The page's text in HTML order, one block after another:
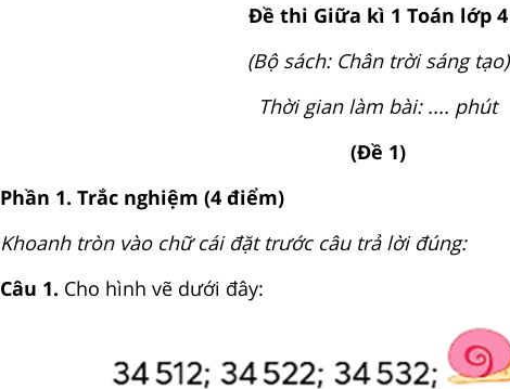
Đề thi Giữa kì 1 Toán lớp 4
(Bộ sách: Chân trời sáng tạo)
Thời gian làm bài: .... phút
(Đề 1)
Phần 1. Trắc nghiệm (4 điểm)
Khoanh tròn vào chữ cái đặt trước câu trả lời đúng:
Câu 1. Cho hình vẽ dưới đây: